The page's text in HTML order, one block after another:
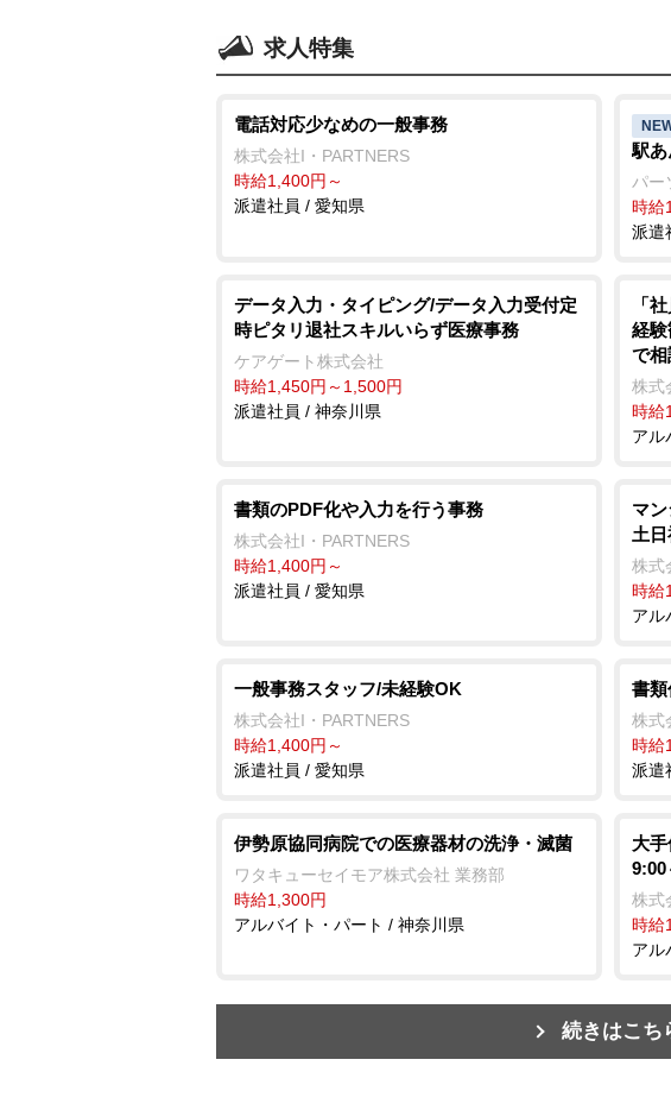
求人特集
電話対応少なめの一般事務
株式会社I・PARTNERS
時給1,400円～
派遣社員 / 愛知県
駅
パー
時給
派遣
データ入力・タイピング/データ入力受付定
時ピタリ退社スキルいらず医療事務
ケアゲート株式会社
時給1,450円～1,500円
派遣社員 / 神奈川県
「
経
で
株式
時給
アル
書類のPDF化や入力を行う事務
株式会社I・PARTNERS
時給1,400円～
派遣社員 / 愛知県
マ
土
株式
時給
アル
一般事務スタッフ/未経験OK
株式会社I・PARTNERS
時給1,400円～
派遣社員 / 愛知県
書
株式
時給
派遣
伊勢原協同病院での医療器材の洗浄・滅菌
ワタキューセイモア株式会社 業務部
時給1,300円
アルバイト・パート / 神奈川県
大
9:00
株式
時給
アル
続きはこち